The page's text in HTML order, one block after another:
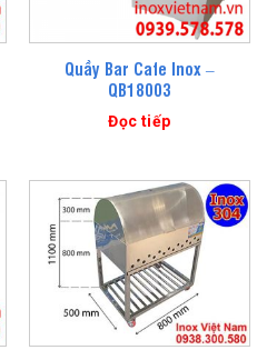
Quầy Bar Cafe Inox –
QB18003
Đọc tiếp